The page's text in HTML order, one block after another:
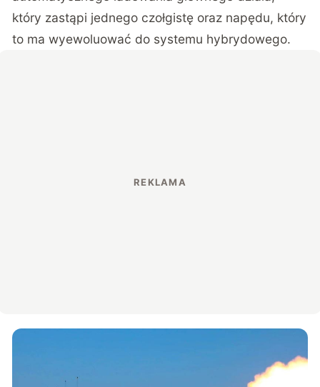
który zastąpi jednego czołgistę oraz napędu, który
to ma wyewoluować do systemu hybrydowego.